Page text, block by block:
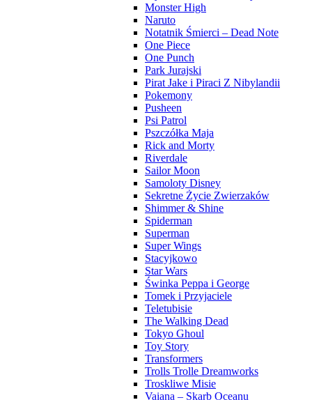
Monster High
Naruto
Notatnik Śmierci – Dead Note
One Piece
One Punch
Park Jurajski
Pirat Jake i Piraci Z Nibylandii
Pokemony
Pusheen
Psi Patrol
Pszczółka Maja
Rick and Morty
Riverdale
Sailor Moon
Samoloty Disney
Sekretne Życie Zwierzaków
Shimmer & Shine
Spiderman
Superman
Super Wings
Stacyjkowo
Star Wars
Świnka Peppa i George
Tomek i Przyjaciele
Teletubisie
The Walking Dead
Tokyo Ghoul
Toy Story
Transformers
Trolls Trolle Dreamworks
Troskliwe Misie
Vaiana – Skarb Oceanu